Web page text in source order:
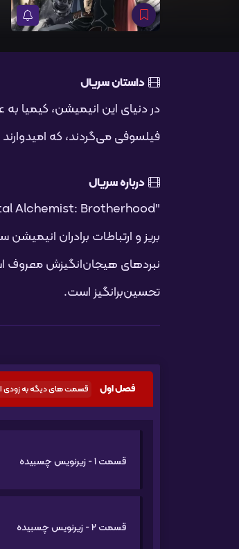
داستان سریال
در دنیای این انیمیشن، کیمیا
فیلسوفی می‌گردند، که
درباره سریال
نبرد‌های هیجان‌انگیزش معروف
تحسین‌برانگیز است.
فصل اول قسمت های دیگه به زودی
قسمت 1 - زیرنویس چسبیده
قسمت 2 - زیرنویس چسبیده